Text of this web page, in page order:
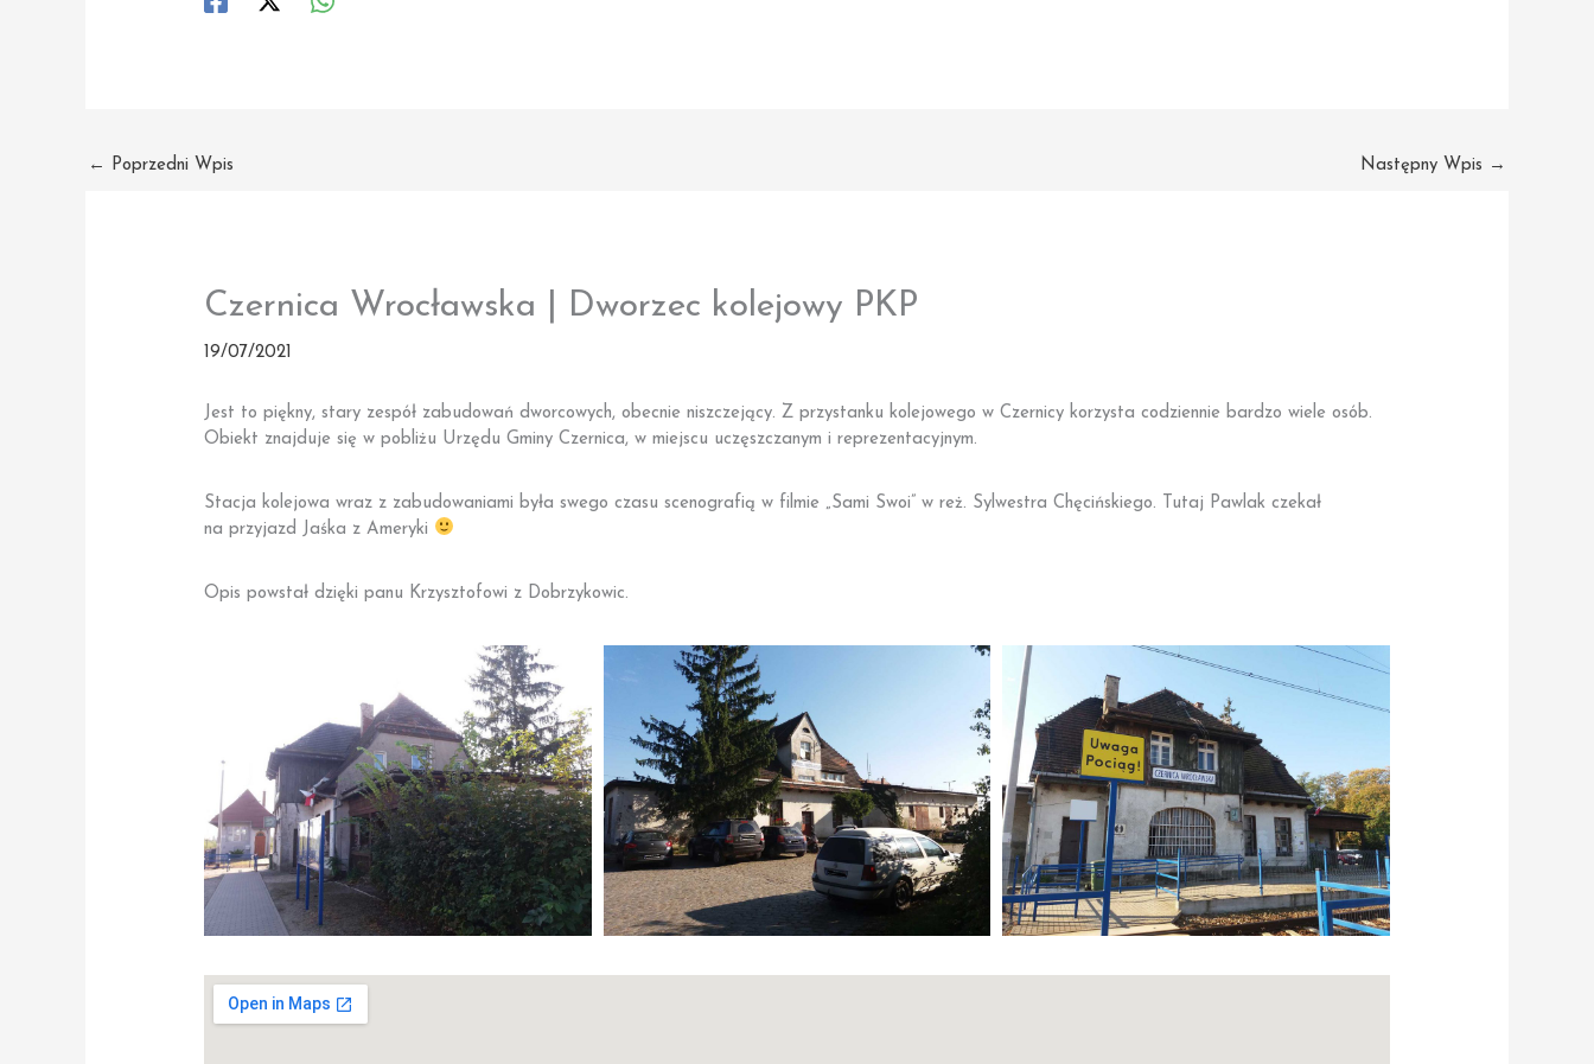
← Poprzedni Wpis Następny Wpis →
Czernica Wrocławska | Dworzec kolejowy PKP
19/07/2021
Jest to piękny, stary zespół zabudowań dworcowych, obecnie niszczejący. Z przystanku kolejowego w Czernicy korzysta codziennie bardzo wiele osób.
Obiekt znajduje się w pobliżu Urzędu Gminy Czernica, w miejscu uczęszczanym i reprezentacyjnym.
Stacja kolejowa wraz z zabudowaniami była swego czasu scenografią w filmie „Sami Swoi” w reż. Sylwestra Chęcińskiego. Tutaj Pawlak czekał
na przyjazd Jaśka z Ameryki
Opis powstał dzięki panu Krzysztofowi z Dobrzykowic.